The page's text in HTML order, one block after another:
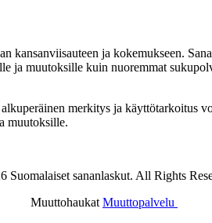
kansanviisauteen ja kokemukseen.
ja muutoksille kuin nuoremmat
merkitys ja käyttötarkoitus
muutoksille.
Suomalaiset sananlaskut. All Rights
Muuttohaukat Muuttopalvelu